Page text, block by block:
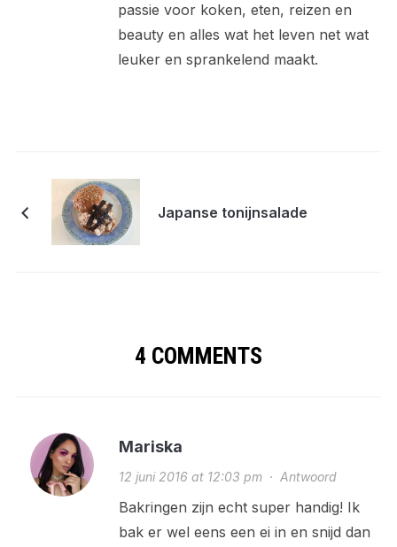
passie voor koken, eten, reizen en
beauty en alles wat het leven net wat
leuker en sprankelend maakt.
Japanse tonijnsalade
4 COMMENTS
Mariska
12 juni 2016 at 12:03 pm· Antwoord
Bakringen zijn echt super handig! Ik
bak er wel eens een ei in en snijd dan